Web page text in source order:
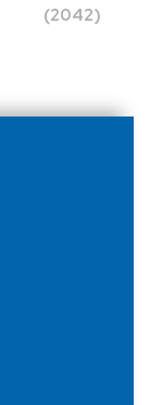
(2042)